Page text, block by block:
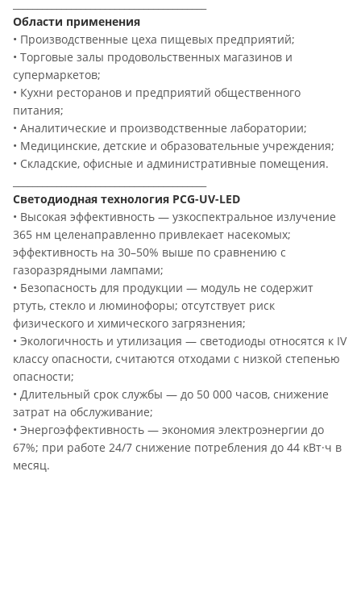
Области применения
• Производственные цеха пищевых предприятий;
• Торговые залы продовольственных магазинов и
супермаркетов;
• Кухни ресторанов и предприятий общественного
питания;
• Аналитические и производственные лаборатории;
• Медицинские, детские и образовательные учреждения;
• Складские, офисные и административные помещения.
Светодиодная технология PCG-UV-LED
• Высокая эффективность — узкоспектральное излучение
365 нм целенаправленно привлекает насекомых;
эффективность на 30–50% выше по сравнению с
газоразрядными лампами;
• Безопасность для продукции — модуль не содержит
ртуть, стекло и люминофоры; отсутствует риск
физического и химического загрязнения;
• Экологичность и утилизация — светодиоды относятся к IV
классу опасности, считаются отходами с низкой степенью
опасности;
• Длительный срок службы — до 50 000 часов, снижение
затрат на обслуживание;
• Энергоэффективность — экономия электроэнергии до
67%; при работе 24/7 снижение потребления до 44 кВт·ч в
месяц.